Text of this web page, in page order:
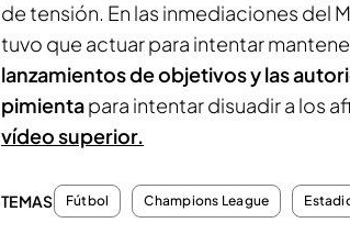
de tensión. En las inmediaciones del
tuvo que actuar para intentar
lanzamientos de objetivos y las
pimientapara intentar disuadir a los
vídeo superior.
TEMAS Fútbol Champions League